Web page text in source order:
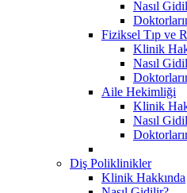
Nasıl
Fiziksel Tıp ve
Klinik
Nasıl
Aile Hekimliği
Klinik
Nasıl
Diş Poliklinikler
Klinik Hakkında